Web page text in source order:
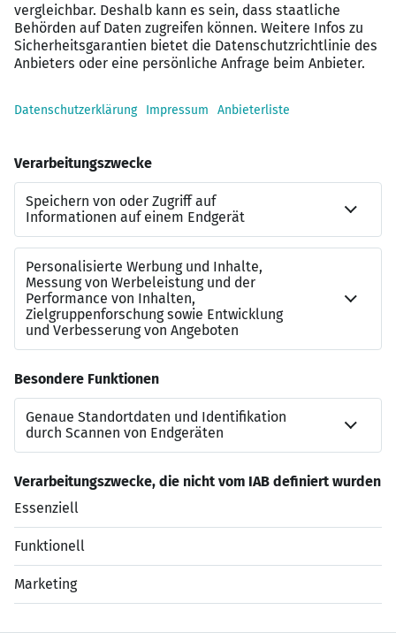
Bereitschaft zu Einsätzen im norddeutschen
Raum mit ca. 2 Hotelübernachtungen pro Woche.
südlichen Schleswig-Holsteinfür effiziente
Passend für Kandidaten alsServicetechniker
(m/w/d) ,Kundendiensttechniker (m/w/d)
oder
Elektroniker im Außendienst (m/w/d)
Ansprechpartner
Bei Interesse oder Rückfragen wenden Sie sich bitte an:
Alessandro Quintiero
+49 15888 630954
Datenschutzerklärung